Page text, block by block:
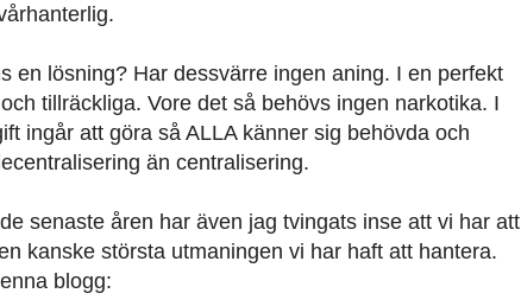
en lösning? Har dessvärre ingen aning. I en perfekt
tillräckliga. Vore det så behövs ingen narkotika. I
ingår att göra så ALLA känner sig behövda och
än centralisering.
senaste åren har även jag tvingats inse att vi har att
kanske största utmaningen vi har haft att hantera.
blogg: